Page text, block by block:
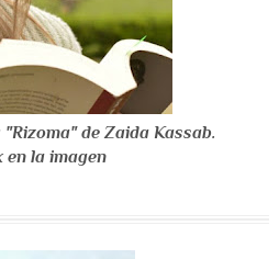
de Zaida Kassab.
en la imagen